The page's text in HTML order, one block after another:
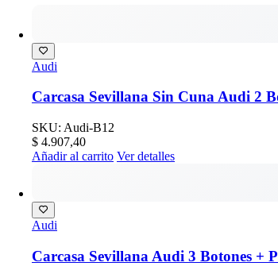
Audi
Carcasa Sevillana Sin Cuna Audi 2
SKU: Audi-B12
$ 4.907,40
Añadir al carrito Ver detalles
Audi
Carcasa Sevillana Audi 3 Botones +